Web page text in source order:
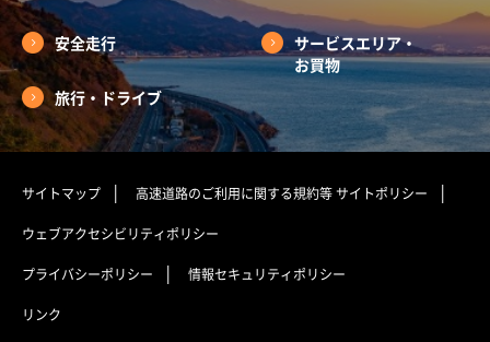
安全走行
サービスエリア・
お買物
旅行・ドライブ
サイトマップ 高速道路のご利用に関する規約等サイトポリシー
ウェブアクセシビリティポリシー
プライバシーポリシー 情報セキュリティポリシー
リンク